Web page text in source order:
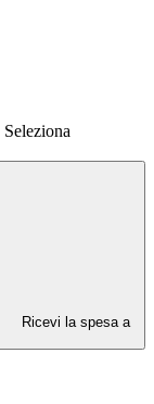
Seleziona
Ricevi la spesa a